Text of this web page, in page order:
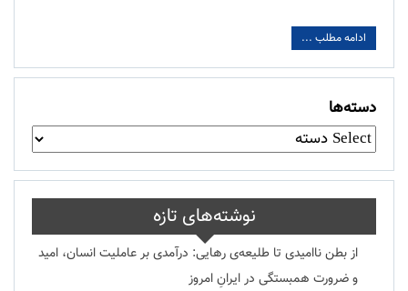
ادامه مطلب ...
دسته‌ها
نوشته‌های تازه
از بطن ناامیدی تا طلیعه‌ی رهایی: درآمدی بر عاملیت انسان، امید
و ضرورت همبستگی در ایرانِ امروز